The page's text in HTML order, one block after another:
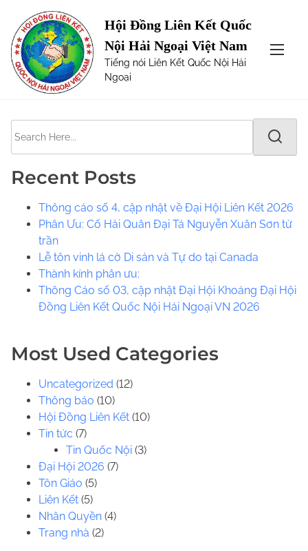
Hội Đồng Liên Kết Quốc
Nội Hải Ngoại Việt Nam
Tiếng nói Liên Kết Quốc Nội Hải
Ngoại
Page not Found
The requested url was not found on this server. Maybe
try one of the links below or a search?
e
Recent Posts
Thông cáo số 4, cập nhật về Đại Hội Liên Kết 2026
Phân Ưu: Cố Hải Quân Đại Tá Nguyễn Xuân Sơn từ
trần
Lễ tôn vinh lá cờ Di sản và Tự do tại Canada
​​Thành kính phân ưu:
Thông Cáo số 03, cập nhật Đại Hội Khoáng Đại Hội
Đồng Liên Kết Quốc Nội Hải Ngoại VN 2026
Most Used Categories
Uncategorized (12)
Thông báo (10)
Hội Đồng Liên Kết (10)
Tin tức (7)
Tin Quốc Nội (3)
Đại Hội 2026 (7)
Tôn Giáo (5)
Liên Kết (5)
Nhân Quyền (4)
Trang nhà (2)